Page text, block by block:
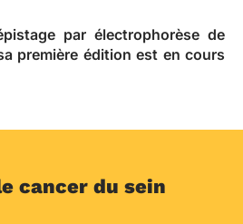
par électrophorèse de
première édition est en cours
cancer du sein